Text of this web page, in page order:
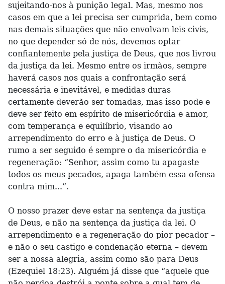
sujeitando-nos à punição legal. Mas, mesmo nos
casos em que a lei precisa ser cumprida, bem como
nas demais situações que não envolvam leis civis,
no que depender só de nós, devemos optar
confiantemente pela justiça de Deus, que nos livrou
da justiça da lei. Mesmo entre os irmãos, sempre
haverá casos nos quais a confrontação será
necessária e inevitável, e medidas duras
certamente deverão ser tomadas, mas isso pode e
deve ser feito em espírito de misericórdia e amor,
com temperança e equilíbrio, visando ao
arrependimento do erro e à justiça de Deus. O
rumo a ser seguido é sempre o da misericórdia e
regeneração: “Senhor, assim como tu apagaste
todos os meus pecados, apaga também essa ofensa
contra mim...”.
O nosso prazer deve estar na sentença da justiça
de Deus, e não na sentença da justiça da lei. O
arrependimento e a regeneração do pior pecador –
e não o seu castigo e condenação eterna – devem
ser a nossa alegria, assim como são para Deus
(Ezequiel 18:23). Alguém já disse que “aquele que